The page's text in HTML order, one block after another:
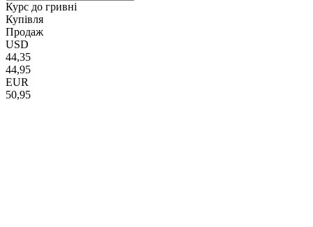
Курс до гривні
Купівля
Продаж
USD
44,35
44,95
EUR
50,95